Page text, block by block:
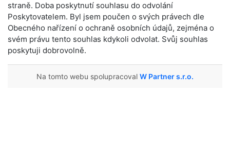
straně. Doba poskytnutí souhlasu do odvolání
Poskytovatelem. Byl jsem poučen o svých právech dle
Obecného nařízení o ochraně osobních údajů, zejména o
svém právu tento souhlas kdykoli odvolat. Svůj souhlas
poskytuji dobrovolně.
Na tomto webu spolupracoval W Partner s.r.o.